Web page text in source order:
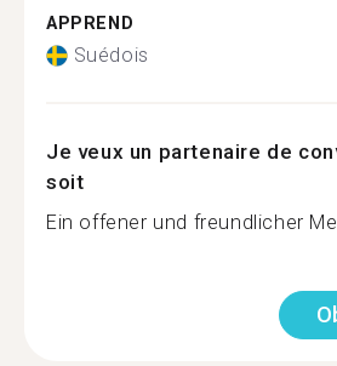
APPREND
Suédois
Je veux un partenaire de
soit
Ein offener und freundlicher